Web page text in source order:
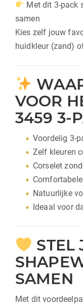
Met dit 3-pack
samen
Kies zelf jouw
huidkleur (zand)
VOOR
3459 3-
Voordelig 3-
Zelf kleuren
Corselet
Natuurlijke
Ideaal voor
STEL
SAMEN
Met dit